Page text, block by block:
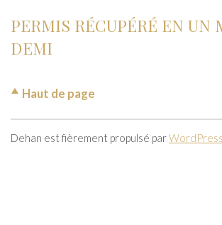
PERMIS RÉCUPÉRÉ EN UN
DEMI
Haut de page
Dehan est fièrement propulsé parWordPress